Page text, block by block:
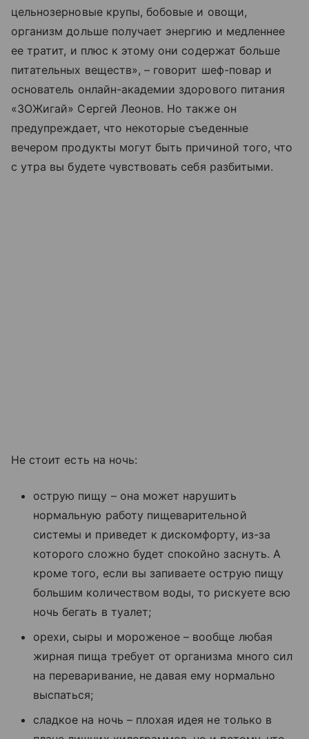
цельнозерновые крупы, бобовые и овощи,
организм дольше получает энергию и медленнее
ее тратит, и плюс к этому они содержат больше
питательных веществ», – говорит шеф-повар и
основатель онлайн-академии здорового питания
«ЗОЖигай» Сергей Леонов. Но также он
предупреждает, что некоторые съеденные
вечером продукты могут быть причиной того, что
с утра вы будете чувствовать себя разбитыми.
Не стоит есть на ночь:
острую пищу –она может нарушить
нормальную работу пищеварительной
системы и приведет к дискомфорту, из-за
которого сложно будет спокойно заснуть. А
кроме того, если вы запиваете острую пищу
большим количеством воды, то рискуете всю
ночь бегать в туалет;
орехи, сыры и мороженое – вообще любая
жирная пища требует от организма много сил
на переваривание, не давая ему нормально
выспаться;
сладкое на ночь –плохая идея не только в